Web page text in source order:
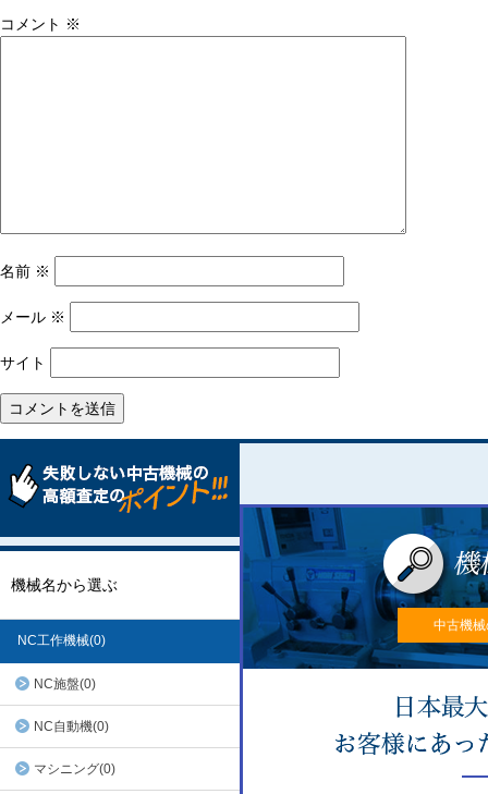
ゲ
コメント ※
名前 ※
メール ※
サイト
機械名から選ぶ
NC工作機械(0)
NC施盤(0)
NC自動機(0)
マシニング(0)
中古機